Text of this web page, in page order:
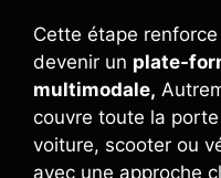
Cette étape renforce
devenir un plate-
multimodale,
couvre toute la
voiture, scooter ou
avec une approche